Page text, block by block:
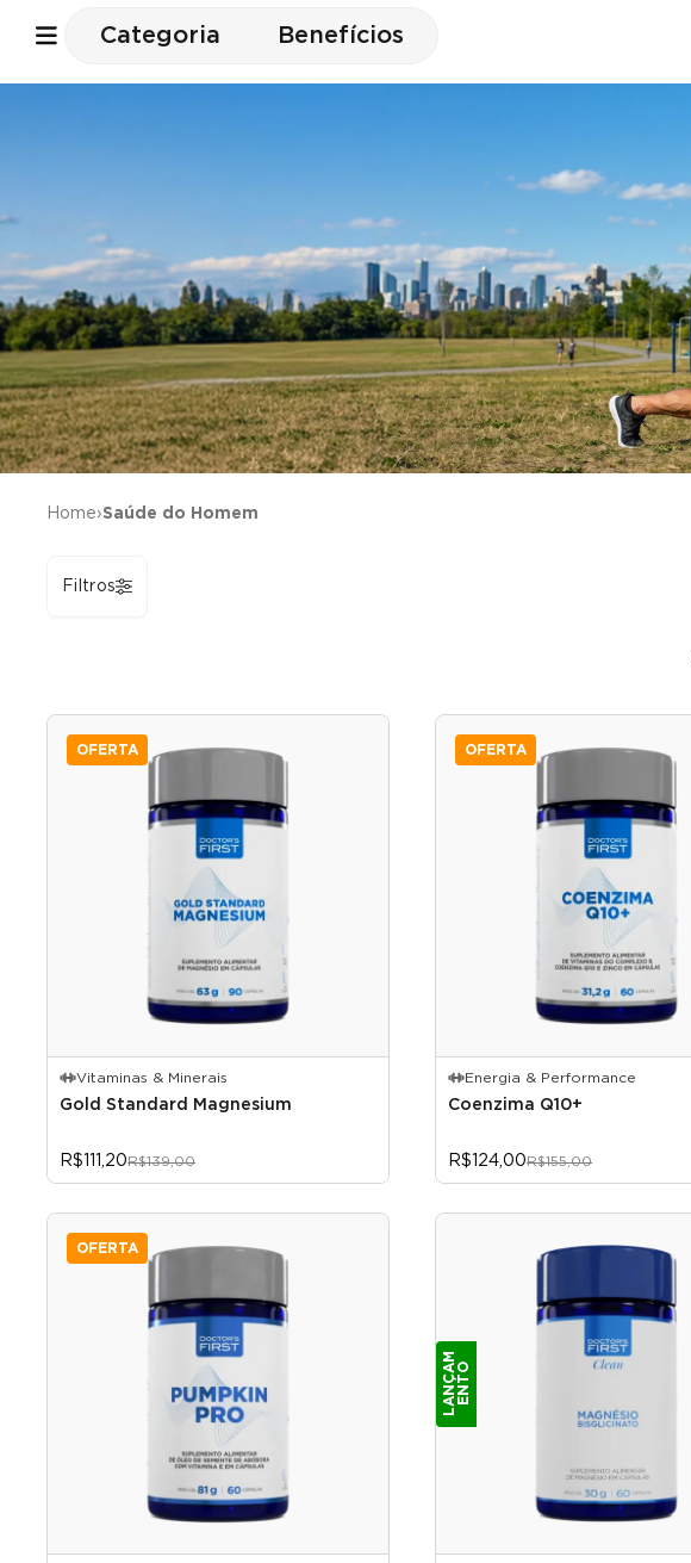
Categoria Benefícios
Home›Saúde do Homem
Filtros
OFERTA
Vitaminas & Minerais
Gold Standard Magnesium
R$111,20R$139,00
OFERTA
Energia & Performance
Coenzima Q10+
R$124,00R$155,00
OFERTA
L
A
N
ÇA
M
E
N
TO